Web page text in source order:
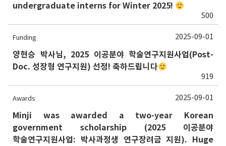
undergraduate interns for Winter 2025!
500
Funding
양현승 박사님, 2025 이공분야 학술연구지원사업(Post-
Doc. 성장형 연구지원) 선정! 축하드립니다
919
2025-09-01
Awards
Minji was awarded a two-year Korean
government scholarship (2025 이공분야
학술연구지원사업: 박사과정생 연구장려금 지원). Huge
2025-09-01